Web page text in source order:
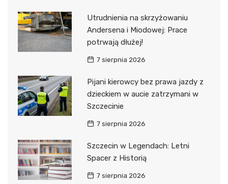
Utrudnienia na skrzyżowaniu
Andersena i Miodowej: Prace
potrwają dłużej!
7 sierpnia 2026
Pijani kierowcy bez prawa jazdy z
dzieckiem w aucie zatrzymani w
Szczecinie
7 sierpnia 2026
Szczecin w Legendach: Letni
Spacer z Historią
7 sierpnia 2026